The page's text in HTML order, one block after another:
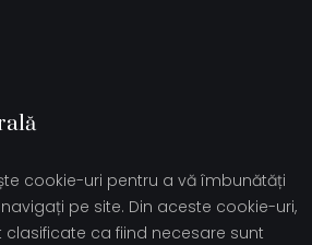
cookie-uri pentru a vă îmbunătăți
pe site. Din aceste cookie-uri,
ca fiind necesare sunt